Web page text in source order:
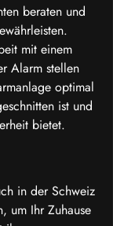
beraten und
mit einem
Alarm stellen
optimal
ist und
bietet.
in der Schweiz
um Ihr Zuhause